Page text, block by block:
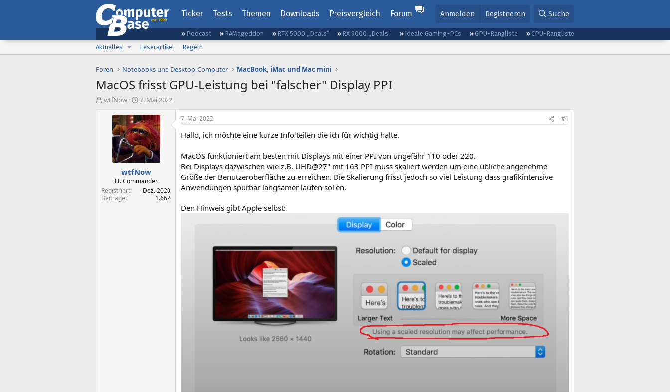
Ticker Tests Themen Downloads Preisvergleich Forum Anmelden Registrieren Suche
Podcast RAMageddon RTX 5000 „Deals“ RX 9000 „Deals“ Ideale Gaming-PCs GPU-Rangliste
CPU-Rangliste
Aktuelles
Leserartikel Regeln
Foren Notebooks und Desktop-Computer MacBook, iMac und Mac mini
MacOS frisst GPU-Leistung bei "falscher" Display PPI
E
wtfNow
E
s
t
e
l
l
t
a
m
7. Mai 2022
wtfNow
Lt. Commander
Registriert
Dez. 2020
Beiträge
1.662
7. Mai 2022 #1
Hallo, ich möchte eine kurze Info teilen die ich für wichtig halte.
MacOS funktioniert am besten mit Displays mit einer PPI von ungefähr 110 oder 220.
Bei Displays dazwischen wie z.B. UHD@27" mit 163 PPI muss skaliert werden um eine übliche angenehme
Größe der Benutzeroberfläche zu erreichen. Die Skalierung frisst jedoch so viel Leistung dass grafikintensive
Anwendungen spürbar langsamer laufen sollen.
Den Hinweis gibt Apple selbst: